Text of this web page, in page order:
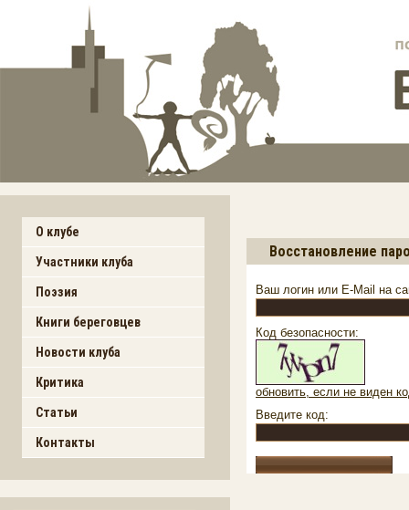
О клубе
Участники клуба
Поэзия
Книги береговцев
Новости клуба
Критика
Статьи
Контакты
Восстановление
Ваш логин или E-Mail на
Код безопасности:
обновить, если не виден
Введите код: